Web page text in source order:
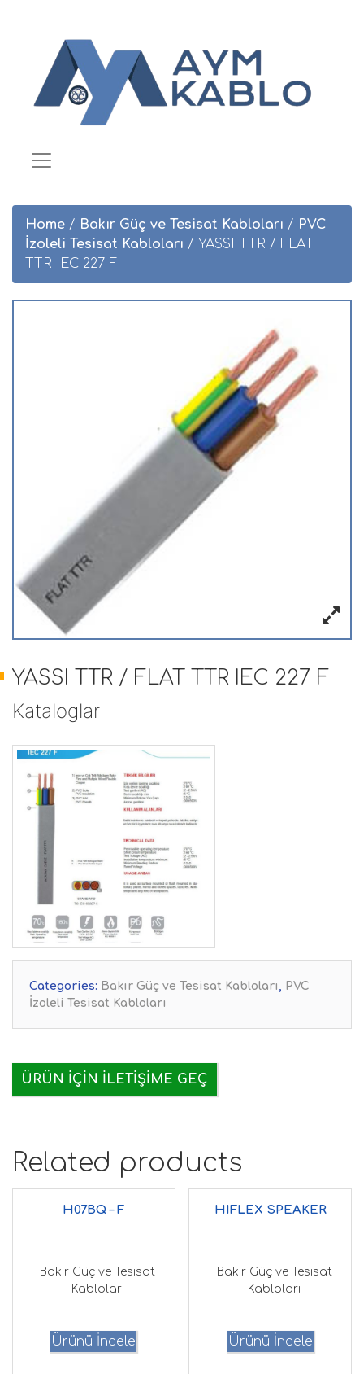
Home / Bakır Güç ve Tesisat Kabloları / PVC
İzoleli Tesisat Kabloları / YASSI TTR / FLAT
TTR IEC 227 F
YASSI TTR / FLAT TTR IEC 227 F
Kataloglar
Categories: Bakır Güç ve Tesisat Kabloları , PVC
İzoleli Tesisat Kabloları
ÜRÜN IÇIN İLETIŞIME GEÇ
Related products
H07BQ – F
Bakır Güç ve Tesisat
Kabloları
Ürünü İncele
HIFLEX SPEAKER
Bakır Güç ve Tesisat
Kabloları
Ürünü İncele